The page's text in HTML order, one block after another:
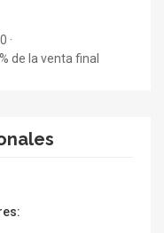
·
de la venta final